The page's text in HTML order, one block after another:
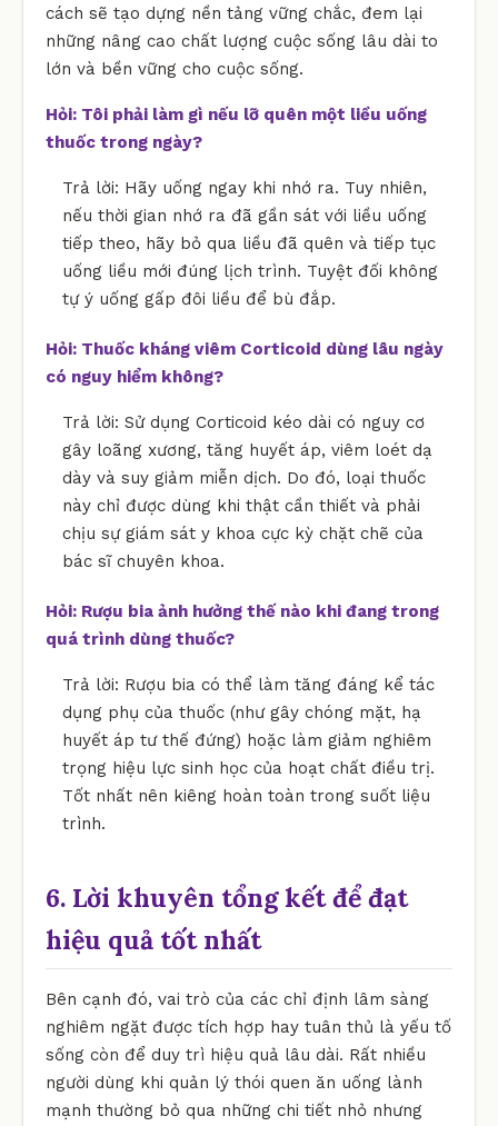
cách sẽ tạo dựng nền tảng vững chắc, đem lại
những nâng cao chất lượng cuộc sống lâu dài to
lớn và bền vững cho cuộc sống.
Hỏi: Tôi phải làm gì nếu lỡ quên một liều uống
thuốc trong ngày?
Trả lời: Hãy uống ngay khi nhớ ra. Tuy nhiên,
nếu thời gian nhớ ra đã gần sát với liều uống
tiếp theo, hãy bỏ qua liều đã quên và tiếp tục
uống liều mới đúng lịch trình. Tuyệt đối không
tự ý uống gấp đôi liều để bù đắp.
Hỏi: Thuốc kháng viêm Corticoid dùng lâu ngày
có nguy hiểm không?
Trả lời: Sử dụng Corticoid kéo dài có nguy cơ
gây loãng xương, tăng huyết áp, viêm loét dạ
dày và suy giảm miễn dịch. Do đó, loại thuốc
này chỉ được dùng khi thật cần thiết và phải
chịu sự giám sát y khoa cực kỳ chặt chẽ của
bác sĩ chuyên khoa.
Hỏi: Rượu bia ảnh hưởng thế nào khi đang trong
quá trình dùng thuốc?
Trả lời: Rượu bia có thể làm tăng đáng kể tác
dụng phụ của thuốc (như gây chóng mặt, hạ
huyết áp tư thế đứng) hoặc làm giảm nghiêm
trọng hiệu lực sinh học của hoạt chất điều trị.
Tốt nhất nên kiêng hoàn toàn trong suốt liệu
trình.
6. Lời khuyên tổng kết để đạt
hiệu quả tốt nhất
Bên cạnh đó, vai trò của các chỉ định lâm sàng
nghiêm ngặt được tích hợp hay tuân thủ là yếu tố
sống còn để duy trì hiệu quả lâu dài. Rất nhiều
người dùng khi quản lý thói quen ăn uống lành
mạnh thường bỏ qua những chi tiết nhỏ nhưng